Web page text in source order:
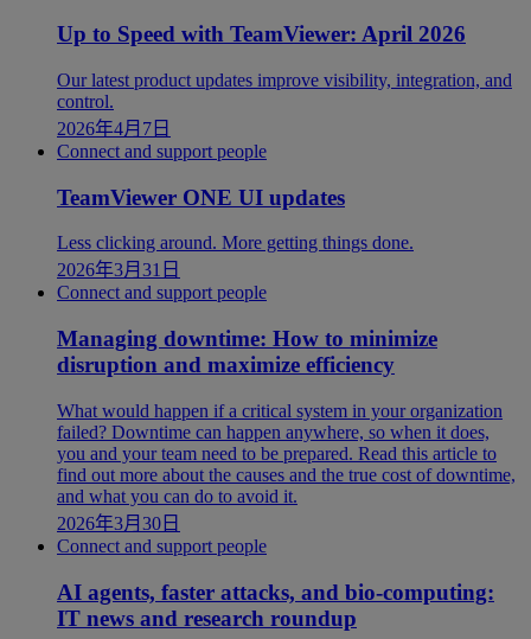
Up to Speed with TeamViewer: April 2026
Our latest product updates improve visibility, integration, and
control.
2026年4月7日
Connect and support people
TeamViewer ONE UI updates
Less clicking around. More getting things done.
2026年3月31日
Connect and support people
Managing downtime: How to minimize
disruption and maximize efficiency
What would happen if a critical system in your organization
failed? Downtime can happen anywhere, so when it does,
you and your team need to be prepared. Read this article to
find out more about the causes and the true cost of downtime,
and what you can do to avoid it.
2026年3月30日
Connect and support people
AI agents, faster attacks, and bio-computing:
IT news and research roundup